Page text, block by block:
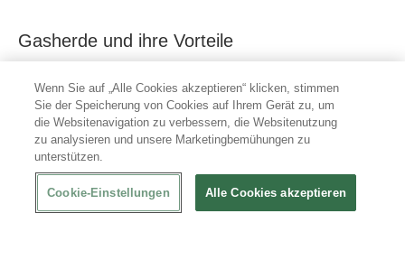
Gasherde und ihre Vorteile
Es gibt mehrere Gründe, warum Spitzenköche ausschließlich
mit Gasherden kochen. In den meisten bekannten
Restaurantküchen befinden sich ebenfalls ausschließlich
Gasherde in der Küche. Wir haben für Sie die Vorteile der
Gasherde zusammengefasst:
Gasherde sind langlebig, robust und auch weniger
Wenn Sie auf „Alle Cookies akzeptieren“ klicken, stimmen
Sie der Speicherung von Cookies auf Ihrem Gerät zu, um
die Websitenavigation zu verbessern, die Websitenutzung
zu analysieren und unsere Marketingbemühungen zu
unterstützen.
Cookie-Einstellungen Alle Cookies akzeptieren